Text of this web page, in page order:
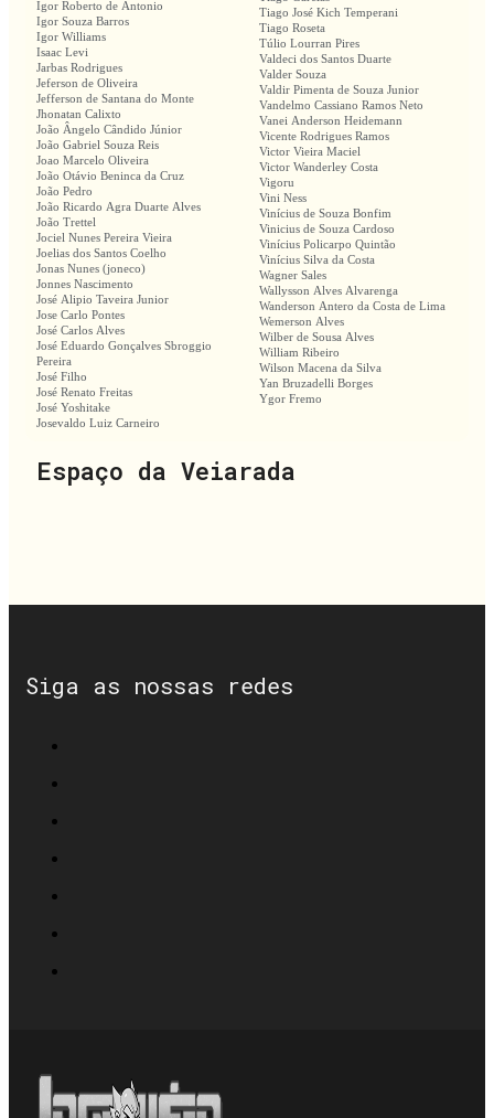
Igor Roberto de Antonio
Igor Souza Barros
Igor Williams
Isaac Levi
Jarbas Rodrigues
Jeferson de Oliveira
Jefferson de Santana do Monte
Jhonatan Calixto
João Ângelo Cândido Júnior
João Gabriel Souza Reis
Joao Marcelo Oliveira
João Otávio Beninca da Cruz
João Pedro
João Ricardo Agra Duarte Alves
João Trettel
Jociel Nunes Pereira Vieira
Joelias dos Santos Coelho
Jonas Nunes (joneco)
Jonnes Nascimento
José Alipio Taveira Junior
Jose Carlo Pontes
José Carlos Alves
José Eduardo Gonçalves Sbroggio
Pereira
José Filho
José Renato Freitas
José Yoshitake
Josevaldo Luiz Carneiro
Tiago José Kich Temperani
Tiago Roseta
Túlio Lourran Pires
Valdeci dos Santos Duarte
Valder Souza
Valdir Pimenta de Souza Junior
Vandelmo Cassiano Ramos Neto
Vanei Anderson Heidemann
Vicente Rodrigues Ramos
Victor Vieira Maciel
Victor Wanderley Costa
Vigoru
Vini Ness
Vinícius de Souza Bonfim
Vinicius de Souza Cardoso
Vinícius Policarpo Quintão
Vinícius Silva da Costa
Wagner Sales
Wallysson Alves Alvarenga
Wanderson Antero da Costa de Lima
Wemerson Alves
Wilber de Sousa Alves
William Ribeiro
Wilson Macena da Silva
Yan Bruzadelli Borges
Ygor Fremo
Espaço da Veiarada
Siga as nossas redes